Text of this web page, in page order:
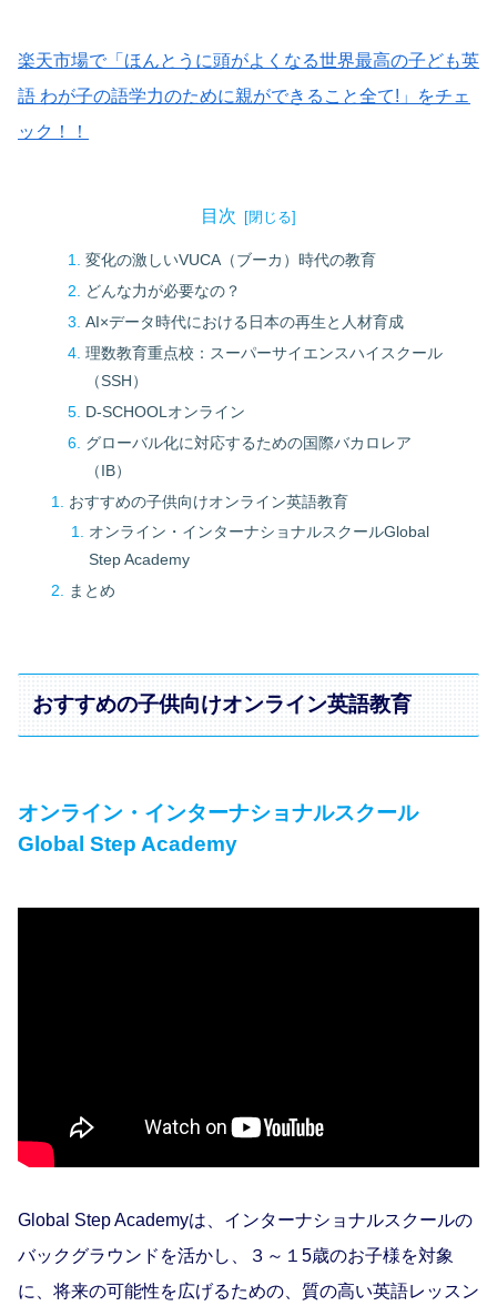
楽天市場で「ほんとうに頭がよくなる世界最高の子ども英
語 わが子の語学力のために親ができること全て!」をチェ
ック！！
目次
変化の激しいVUCA（ブーカ）時代の教育
どんな力が必要なの？
AI×データ時代における日本の再生と人材育成
理数教育重点校：スーパーサイエンスハイスクール
（SSH）
D-SCHOOLオンライン
グローバル化に対応するための国際バカロレア
（IB）
おすすめの子供向けオンライン英語教育
オンライン・インターナショナルスクールGlobal
Step Academy
まとめ
おすすめの子供向けオンライン英語教育
オンライン・インターナショナルスクール
Global Step Academy
Global Step Academyは、インターナショナルスクールの
バックグラウンドを活かし、３～１5歳のお子様を対象
に、将来の可能性を広げるための、質の高い英語レッスン